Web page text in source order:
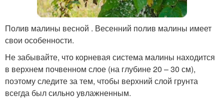
Полив малины весной . Весенний полив малины имеет
свои особенности.
Не забывайте, что корневая система малины находится
в верхнем почвенном слое (на глубине 20 – 30 см),
поэтому следите за тем, чтобы верхний слой грунта
всегда был сильно увлажненным.